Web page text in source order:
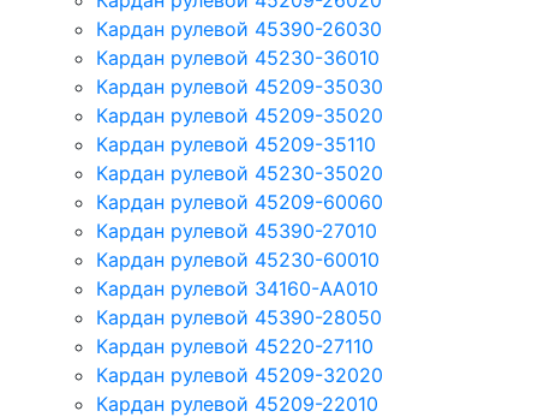
Кардан рулевой 45390-26030
Кардан рулевой 45230-36010
Кардан рулевой 45209-35030
Кардан рулевой 45209-35020
Кардан рулевой 45209-35110
Кардан рулевой 45230-35020
Кардан рулевой 45209-60060
Кардан рулевой 45390-27010
Кардан рулевой 45230-60010
Кардан рулевой 34160-AA010
Кардан рулевой 45390-28050
Кардан рулевой 45220-27110
Кардан рулевой 45209-32020
Кардан рулевой 45209-22010